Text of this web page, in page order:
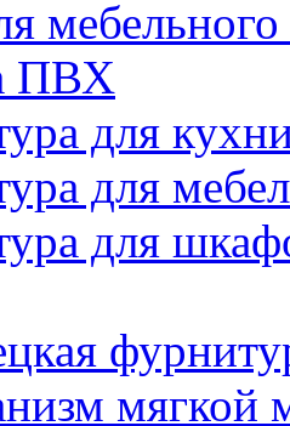
мебельного
ПВХ
для
для
для
мягкой